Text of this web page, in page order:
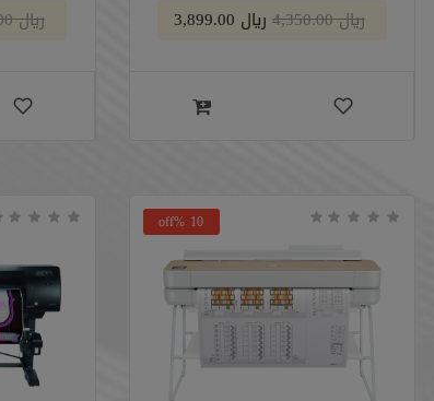
﷼ 4,350.00 ﷼ 3,899.00 ﷼ 6,495.00
10 %off